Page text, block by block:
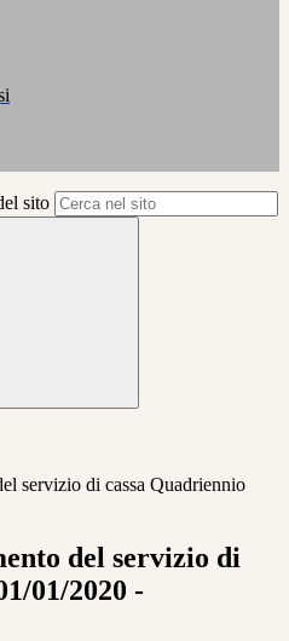
sito
servizio di cassa Quadriennio
del servizio di
01/2020 -